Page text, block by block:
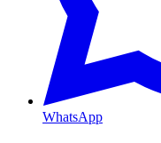
WhatsApp